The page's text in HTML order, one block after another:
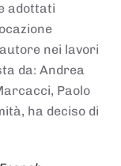
adottati
nei lavori
da: Andrea
Paolo
ha deciso di